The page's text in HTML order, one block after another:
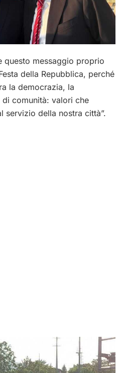
questo messaggio proprio
della Repubblica, perché
la democrazia, la
comunità: valori che
servizio della nostra città”.